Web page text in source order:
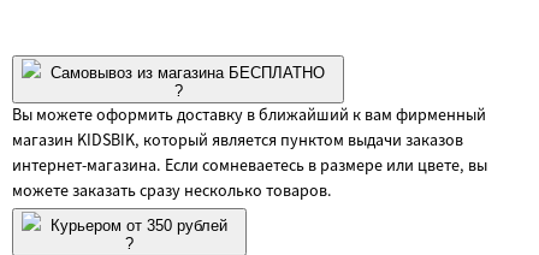
Самовывоз из магазина БЕСПЛАТНО
?
Вы можете оформить доставку в ближайший к вам фирменный
магазин KIDSBIK, который является пунктом выдачи заказов
интернет-магазина. Если сомневаетесь в размере или цвете, вы
можете заказать сразу несколько товаров.
Курьером от 350 рублей
?